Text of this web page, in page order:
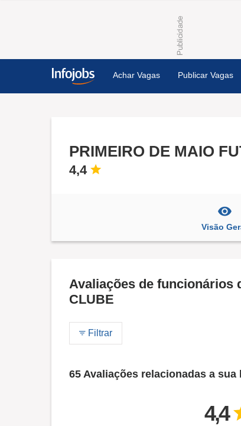
Achar Vagas Publicar Vagas
PRIMEIRO DE MAIO
4,4
Visão
Avaliações de funcionários
CLUBE
Filtrar
65 Avaliações relacionadas a sua
4,4